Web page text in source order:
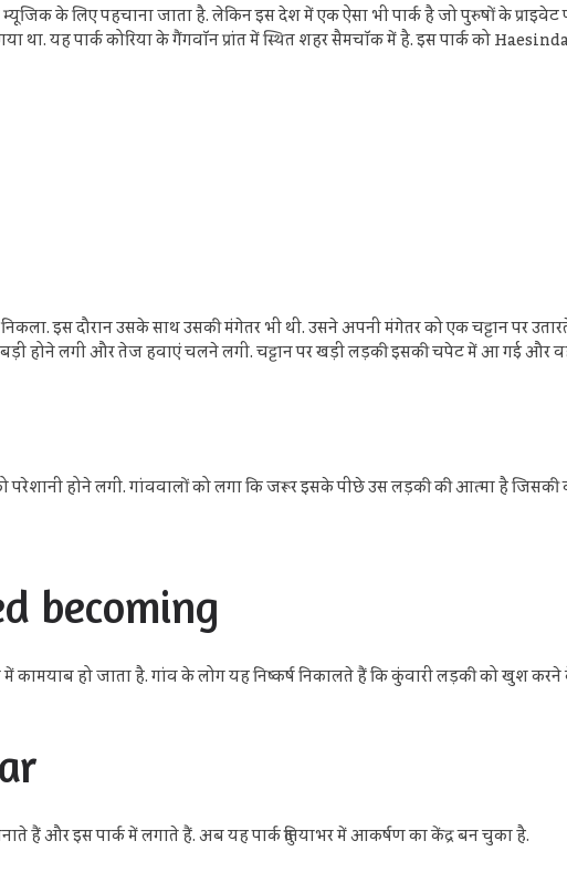
के लिए पहचाना जाता है. लेकिन इस देश में एक ऐसा भी पार्क है जो पुरुषों के प्राइवेट
यह पार्क कोरिया के गैंगवॉन प्रांत में स्थित शहर सैमचॉक में है. इस पार्क को
इस दौरान उसके साथ उसकी मंगेतर भी थी. उसने अपनी मंगेतर को एक चट्टान पर
होने लगी और तेज हवाएं चलने लगी. चट्टान पर खड़ी लड़की इसकी चपेट में आ गई और
होने लगी. गांववालों को लगा कि जरूर इसके पीछे उस लड़की की आत्मा है जिसकी
becoming
हो जाता है. गांव के लोग यह निष्कर्ष निकालते हैं कि कुंवारी लड़की को खुश
हैं और इस पार्क में लगाते हैं. अब यह पार्क दुनियाभर में आकर्षण का केंद्र बन चुका है.